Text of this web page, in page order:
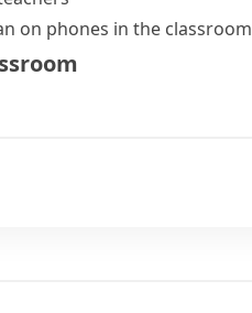
on phones in the classroom